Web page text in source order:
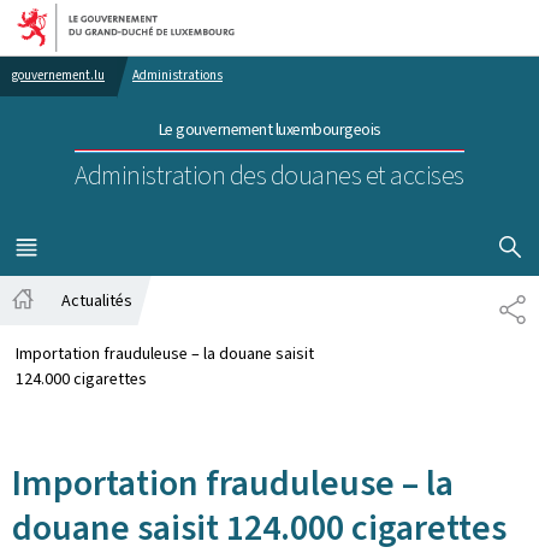
Aller au menu principal
Aller au contenu
gouvernement.lu Administrations
Le gouvernement luxembourgeois
Administration des douanes et accises
MENU
PRINCIPAL
Actualités
Importation frauduleuse – la douane saisit
124.000 cigarettes
Importation frauduleuse – la
douane saisit 124.000 cigarettes